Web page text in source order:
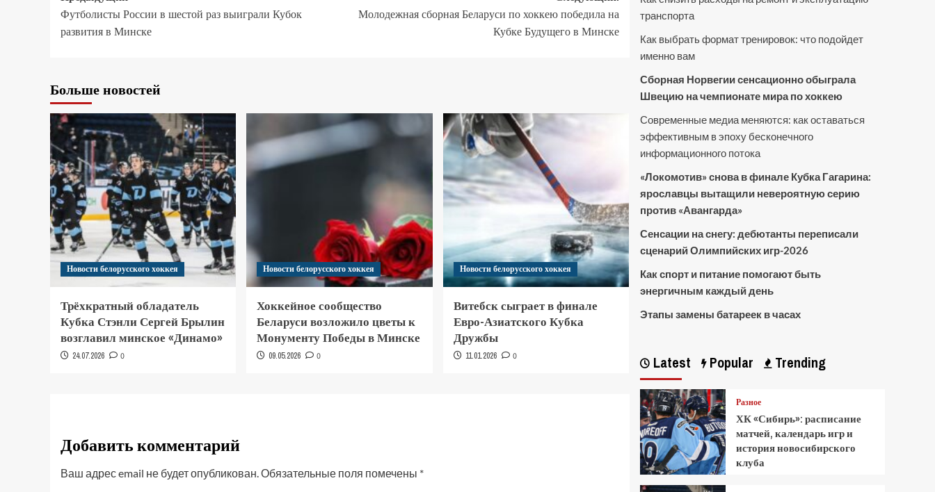
Футболисты России в шестой раз выиграли Кубок
развития в Минске
Молодежная сборная Беларуси по хоккею победила на
Кубке Будущего в Минске
Больше новостей
Новости белорусского хоккея
Трёхкратный обладатель
Кубка Стэнли Сергей Брылин
возглавил минское «Динамо»
24.07.2026 0
Новости белорусского хоккея
Хоккейное сообщество
Беларуси возложило цветы к
Монументу Победы в Минске
09.05.2026 0
Новости белорусского хоккея
Витебск сыграет в финале
Евро-Азиатского Кубка
Дружбы
11.01.2026 0
Добавить комментарий
Ваш адрес email не будет опубликован.Обязательные поля помечены *
транспорта
Как выбрать формат тренировок: что подойдет
именно вам
Сборная Норвегии сенсационно обыграла
Швецию на чемпионате мира по хоккею
Современные медиа меняются: как оставаться
эффективным в эпоху бесконечного
информационного потока
«Локомотив» снова в финале Кубка Гагарина:
ярославцы вытащили невероятную серию
против «Авангарда»
Сенсации на снегу: дебютанты переписали
сценарий Олимпийских игр-2026
Как спорт и питание помогают быть
энергичным каждый день
Этапы замены батареек в часах
Latest Popular Trending
Разное
ХК «Сибирь»: расписание
матчей, календарь игр и
история новосибирского
клуба